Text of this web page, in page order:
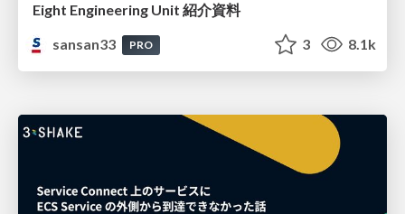
Eight Engineering Unit 紹介資料
sansan33
PRO 3 8.1k